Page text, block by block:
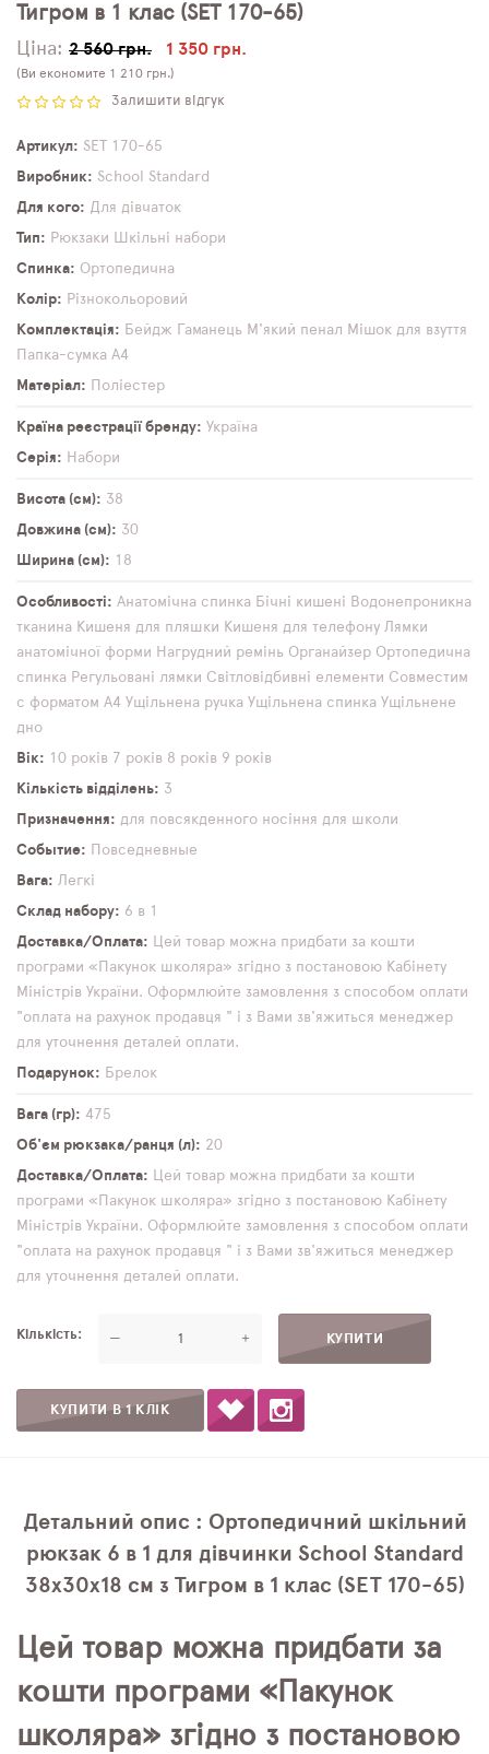
Тигром в 1 клас (SET 170-65)
Ціна: 2 560 грн. 1 350 грн.
(Ви економите 1 210 грн.)
Залишити відгук
Артикул
SET 170-65
Виробник
School Standard
Для кого
Для дівчаток
Тип
Рюкзаки
Шкільні набори
Спинка
Ортопедична
Колір
Різнокольоровий
Комплектація
Бейдж Гаманець М'який пенал Мішок для взуття
Папка-сумка А4
Матеріал
Поліестер
Країна реєстрації бренду
Україна
Серія
Набори
Висота (см)
38
Довжина (см)
30
Ширина (см)
18
Особливості Анатомічна спинка Бічні кишені Водонепроникна
тканина Кишеня для пляшки Кишеня для телефону Лямки
анатомічної форми Нагрудний ремінь Органайзер Ортопедична
спинка Регульовані лямки Світловідбивні елементи Совместим
с форматом А4 Ущільнена ручка Ущільнена спинка Ущільнене
дно
Вік
10 років 7 років 8 років 9 років
Кількість відділень
3
Призначення
для повсякденного носіння для школи
Событие
Повседневные
Вага
Легкі
Склад набору
6 в 1
Доставка/Оплата
Цей товар можна придбати за кошти
програми «Пакунок школяра» згідно з постановою Кабінету
Міністрів України. Оформлюйте замовлення з способом оплати
"оплата на рахунок продавця " і з Вами зв'яжиться менеджер
для уточнення деталей оплати.
Подарунок
Брелок
Вага (гр)
475
Об'єм рюкзака/ранця (л)
20
Доставка/Оплата
Цей товар можна придбати за кошти
програми «Пакунок школяра» згідно з постановою Кабінету
Міністрів України. Оформлюйте замовлення з способом оплати
"оплата на рахунок продавця " і з Вами зв'яжиться менеджер
для уточнення деталей оплати.
Кількість — +
КУПИТИ В 1 КЛІК
Детальний опис : Ортопедичний шкільний
рюкзак 6 в 1 для дівчинки School Standard
38х30х18 см з Тигром в 1 клас (SET 170-65)
Цей товар можна придбати за
кошти програми «Пакунок
школяра» згідно з постановою